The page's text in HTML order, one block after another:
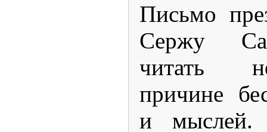
Письмо
Сержу
читать
причине
и мыслей.